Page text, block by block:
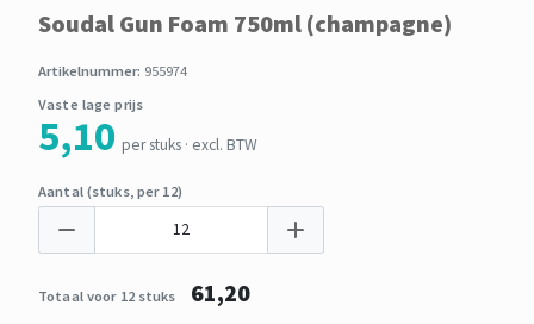
Soudal Gun Foam 750ml (champagne)
Artikelnummer: 955974
Vaste lage prijs
5,10 per stuks · excl. BTW
Aantal (stuks, per 12)
Totaal voor 12 stuks 61,20